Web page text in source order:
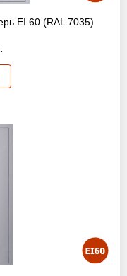
EI 60 (RAL 7035)